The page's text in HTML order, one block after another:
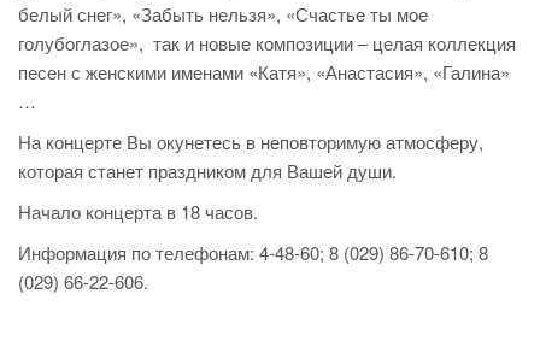
белый снег», «Забыть нельзя», «Счастье ты мое
голубоглазое», так и новые композиции – целая коллекция
песен с женскими именами «Катя», «Анастасия», «Галина»
…
На концерте Вы окунетесь в неповторимую атмосферу,
которая станет праздником для Вашей души.
Начало концерта в 18 часов.
Информация по телефонам: 4-48-60; 8 (029) 86-70-610; 8
(029) 66-22-606.